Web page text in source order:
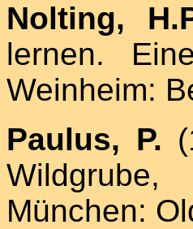
Nolting,
lernen.
Weinheim:
Paulus, P.
Wildgrube,
München: